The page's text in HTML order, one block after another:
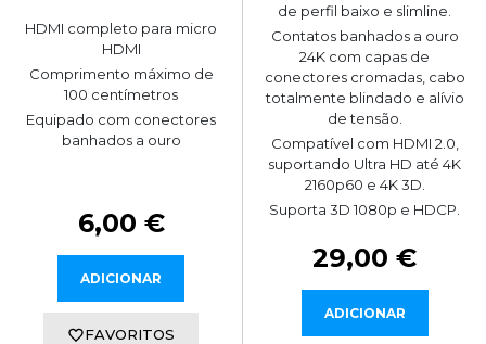
HDMI completo para micro
HDMI
Comprimento máximo de
100 centímetros
Equipado com conectores
banhados a ouro
6,00 €
ADICIONAR
FAVORITOS
de perfil baixo e slimline.
Contatos banhados a ouro
24K com capas de
conectores cromadas, cabo
totalmente blindado e alívio
de tensão.
Compatível com HDMI 2.0,
suportando Ultra HD até 4K
2160p60 e 4K 3D.
Suporta 3D 1080p e HDCP.
29,00 €
ADICIONAR